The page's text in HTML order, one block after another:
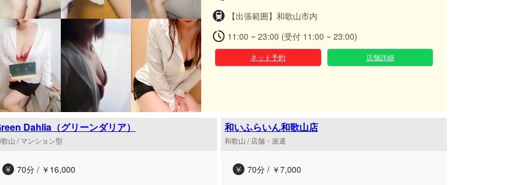
【出張範囲】和歌山市内
11:00 ~ 23:00 (受付 11:00 ~ 23:00)
ネット予約 店舗詳細
Dahlia（グリーンダリア）
山 / マンション型
70分 / ￥16,000
和いふらいん和歌山店
和歌山 / 店舗・派遣
70分 / ￥7,000